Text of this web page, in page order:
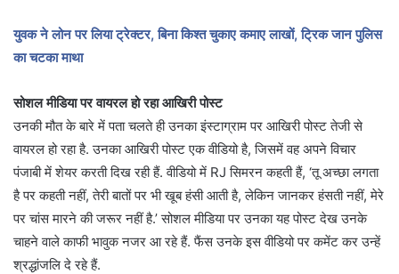
युवक ने लोन पर लिया ट्रेक्टर, बिना किश्त चुकाए कमाए लाखों, ट्रिक जान पुलिस
का चटका माथा
सोशल मीडिया पर वायरल हो रहा आखिरी पोस्ट
उनकी मौत के बारे में पता चलते ही उनका इंस्टाग्राम पर आखिरी पोस्ट तेजी से
वायरल हो रहा है. उनका आखिरी पोस्ट एक वीडियो है, जिसमें वह अपने विचार
पंजाबी में शेयर करती दिख रही हैं. वीडियो में RJ सिमरन कहती हैं, ‘तू अच्छा लगता
है पर कहती नहीं, तेरी बातों पर भी खूब हंसी आती है, लेकिन जानकर हंसती नहीं, मेरे
पर चांस मारने की जरूर नहीं है.’ सोशल मीडिया पर उनका यह पोस्ट देख उनके
चाहने वाले काफी भावुक नजर आ रहे हैं. फैंस उनके इस वीडियो पर कमेंट कर उन्हें
श्रद्धांजलि दे रहे हैं.